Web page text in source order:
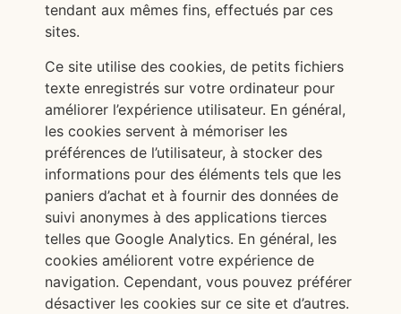
tendant aux mêmes fins, effectués par ces
sites.
Ce site utilise des cookies, de petits fichiers
texte enregistrés sur votre ordinateur pour
améliorer l’expérience utilisateur. En général,
les cookies servent à mémoriser les
préférences de l’utilisateur, à stocker des
informations pour des éléments tels que les
paniers d’achat et à fournir des données de
suivi anonymes à des applications tierces
telles que Google Analytics. En général, les
cookies améliorent votre expérience de
navigation. Cependant, vous pouvez préférer
désactiver les cookies sur ce site et d’autres.